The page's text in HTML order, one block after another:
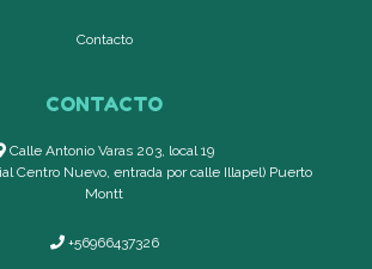
Contacto
CONTACTO
Calle Antonio Varas 203, local 19
Centro Nuevo, entrada por calle Illapel) Puerto
Montt
+56966437326